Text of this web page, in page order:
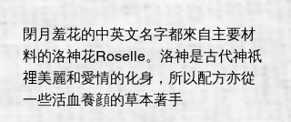
閉月羞花的中英文名字都來自主要材
料的洛神花Roselle。洛神是古代️神️祇
𥚃美麗和愛情的化身，所以配方亦從
一些活血養顔的草本著手